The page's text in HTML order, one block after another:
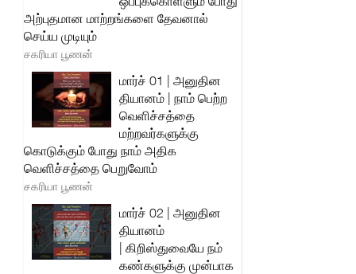
அற்புதமான மாற்றங்களை தேவனால்
செய்ய முடியும்
சகரியா பூணன்
மார்ச் 01 | அனுதின
தியானம் | நாம் பெற்ற
வெளிச்சத்தை
மற்றவர்களுக்கு
கொடுக்கும் போது நாம் அதிக
வெளிச்சத்தை பெறுவோம்
சகரியா பூணன்
மார்ச் 02 | அனுதின
தியானம்
| கிறிஸ்துவையே நம்
கண்களுக்கு முன்பாக